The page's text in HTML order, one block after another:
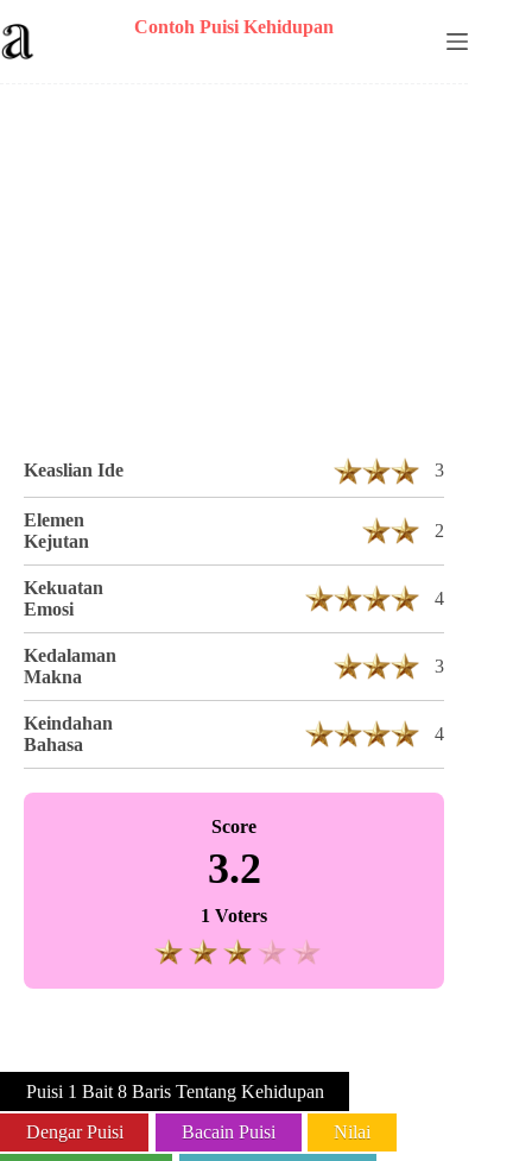
to
content
Contoh Puisi Kehidupan
Keaslian Ide 3
Elemen
Kejutan
2
Kekuatan
Emosi
4
Kedalaman
Makna
3
Keindahan
Bahasa
4
Score
3.2
1 Voters
Puisi 1 Bait 8 Baris Tentang Kehidupan
Dengar Puisi Bacain Puisi Nilai